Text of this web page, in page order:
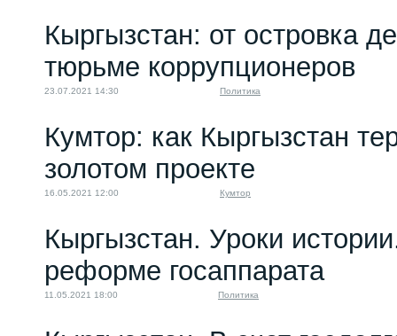
Кыргызстан: от островка
тюрьме коррупционеров
23.07.2021 14:30 Политика
Кумтор: как Кыргызстан
золотом проекте
16.05.2021 12:00 Кумтор
Кыргызстан. Уроки
реформе госаппарата
11.05.2021 18:00 Политика